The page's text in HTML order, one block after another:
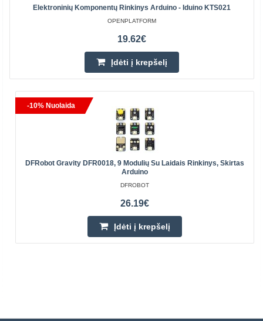
Elektroninių Komponentų Rinkinys Arduino - Iduino KTS021
OPENPLATFORM
19.62€
Įdėti į krepšelį
-10% Nuolaida
DFRobot Gravity DFR0018, 9 Modulių Su Laidais Rinkinys, Skirtas
Arduino
DFROBOT
26.19€
Įdėti į krepšelį